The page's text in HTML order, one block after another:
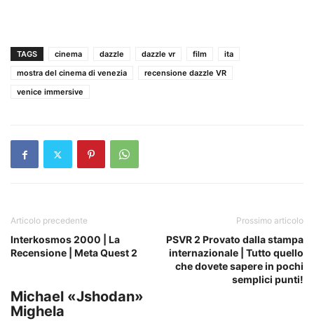
TAGS cinema dazzle dazzle vr film
ita
mostra del cinema di venezia
recensione dazzle VR
venice immersive
Articolo precedente
Interkosmos 2000 | La
Recensione | Meta Quest 2
Prossimo articolo
PSVR 2 Provato dalla stampa
internazionale | Tutto quello
che dovete sapere in pochi
semplici punti!
Michael «Jshodan»
Mighela